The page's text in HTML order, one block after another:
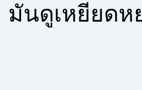
มันดูเหยียด